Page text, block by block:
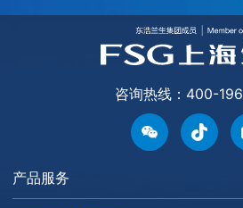
咨询热线：400-
产品服务